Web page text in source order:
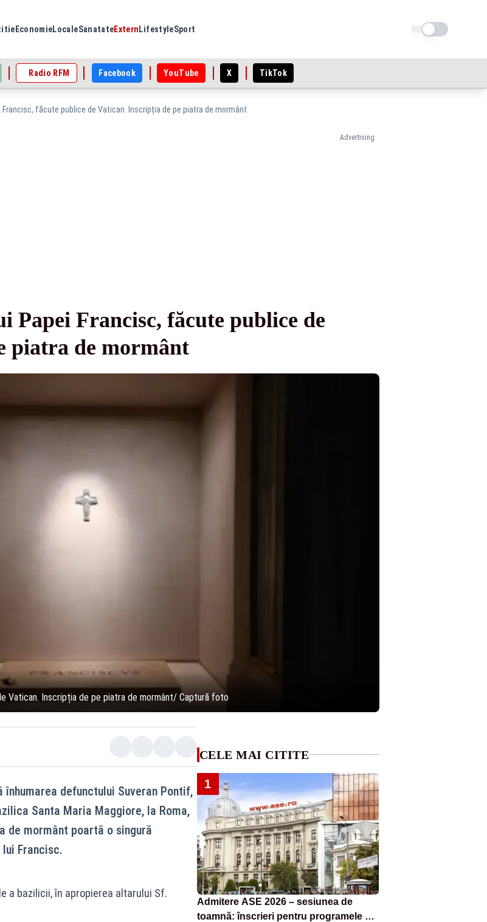
EconomieLocaleSanatateExtern LifestyleSport Schimba tema
Radio RFM Facebook YouTube X TikTok
Francisc, făcute publice de Vatican. Inscripția de pe piatra de mormânt
Advertising
Papei Francisc, făcute publice de
piatra de mormânt
Vatican. Inscripția de pe piatra de mormânt/ Captură foto
defunctului Suveran Pontif,
Santa Maria Maggiore, la Roma,
de mormânt poartă o singură
Francisc.
a bazilicii, în apropierea altarului Sf.
CELE MAI CITITE
1
Admitere ASE 2026 – sesiunea de
toamnă: înscrieri pentru programele de